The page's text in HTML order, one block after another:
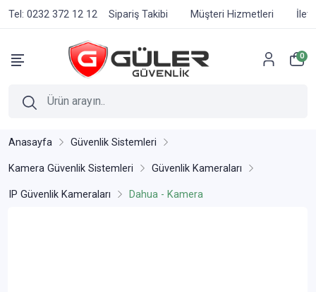
Tel: 0232 372 12 12 Sipariş Takibi Müşteri Hizmetleri
0
Anasayfa Güvenlik Sistemleri
Kamera Güvenlik Sistemleri Güvenlik Kameraları
IP Güvenlik Kameraları Dahua - Kamera